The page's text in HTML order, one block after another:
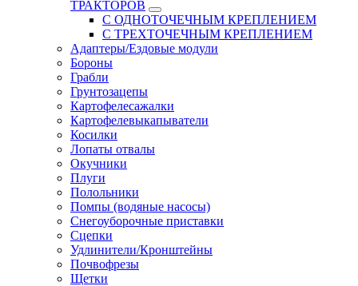
ТРАКТОРОВ
С ОДНОТОЧЕЧНЫМ КРЕПЛЕНИЕМ
С ТРЕХТОЧЕЧНЫМ КРЕПЛЕНИЕМ
Адаптеры/Ездовые модули
Бороны
Грабли
Грунтозацепы
Картофелесажалки
Картофелевыкапыватели
Косилки
Лопаты отвалы
Окучники
Плуги
Полольники
Помпы (водяные насосы)
Снегоуборочные приставки
Сцепки
Удлинители/Кронштейны
Почвофрезы
Щетки